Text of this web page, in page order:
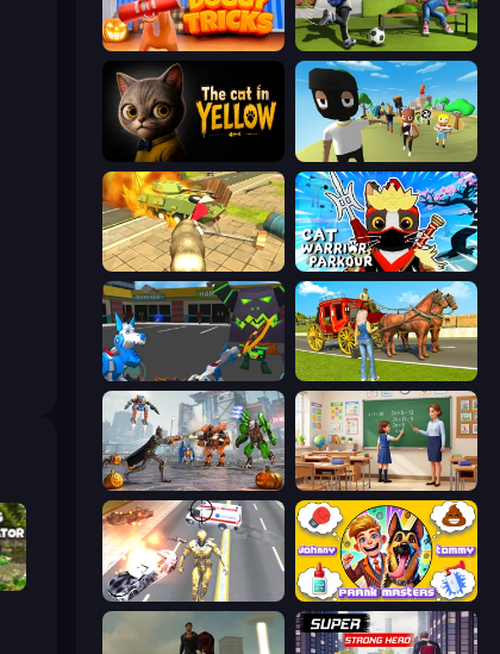
Doggy Tricks The Prank King
The Cat in Yellow
Wild Animal Zoo City Simulator Cat Warrior Parkour
Robot Dog City Simulator Horse Cart Transport Taxi Game
Flying Bat Robot Car Transform Game High School Teacher Simulator
Johnny n Tommy - Prank Masters